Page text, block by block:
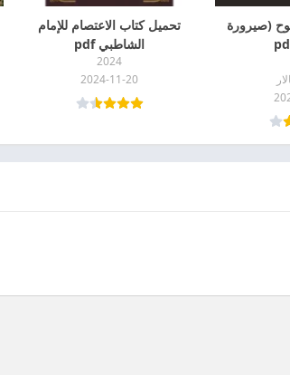
(صيرورة
تحميل كتاب الاعتصام للإمام
الشاطبي pdf
2024
2024-11-20